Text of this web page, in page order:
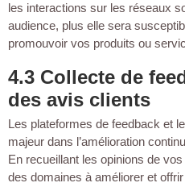
les interactions sur les réseaux
audience, plus elle sera
promouvoir vos produits ou
4.3 Collecte de
des avis clients
Les plateformes de feedback et
majeur dans l’amélioration
En recueillant les opinions de
des domaines à améliorer et